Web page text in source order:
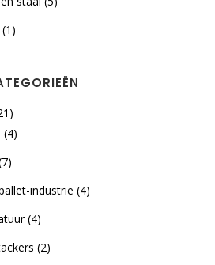
(1)
(4)
industrie (4)
(4)
(2)